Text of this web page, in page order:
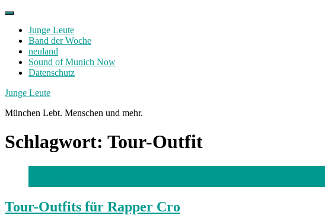
Skip
contentJunge Leute
Band der Woche
neuland
Sound of Munich Now
Datenschutz
Facebook
Twitter
Instagram
Junge Leute
München Lebt. Menschen und mehr.
Schlagwort: Tour-Outfit
Tour-Outfits für Rapper Cro